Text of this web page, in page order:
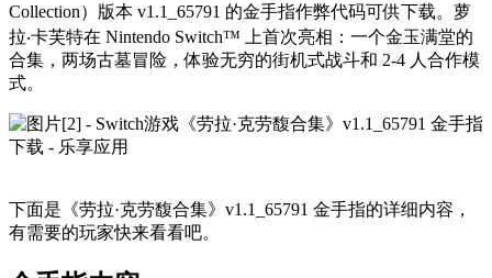
Collection）版本 v1.1_65791 的金手指作弊代码可供下载。萝
拉‧卡芙特在 Nintendo Switch™ 上首次亮相：一个金玉满堂的
合集，两场古墓冒险，体验无穷的街机式战斗和 2-4 人合作模
式。
下面是《劳拉·克劳馥合集》v1.1_65791 金手指的详细内容，
有需要的玩家快来看看吧。